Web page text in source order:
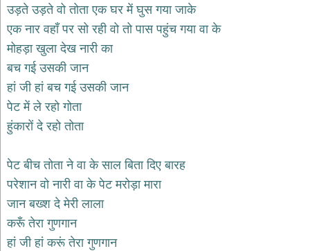
भजन
ganesh
bhajans
राम
भजन
raam
भजन
gurudev
विविध
भजन
miscellaneous
bhajans
उड़ते उड़ते वो तोता एक घर में घुस गया जाके
एक नार वहाँ पर सो रही वो तो पास पहुंच गया वा के
मोहड़ा खुला देख नारी का
बच गई उसकी जान
हां जी हां बच गई उसकी जान
पेट में ले रहो गोता
हुंकारों दे रहो तोता
पेट बीच तोता ने वा के साल बिता दिए बारह
परेशान वो नारी वा के पेट मरोड़ा मारा
जान बख्श दे मेरी लाला
करूँ तेरा गुणगान
हां जी हां करूं तेरा गुणगान